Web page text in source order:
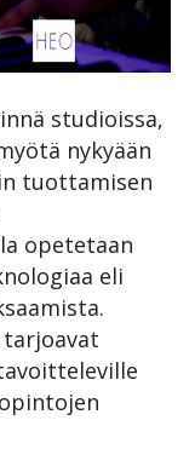
studioissa,
nykyään
tuottamisen
opetetaan
eli